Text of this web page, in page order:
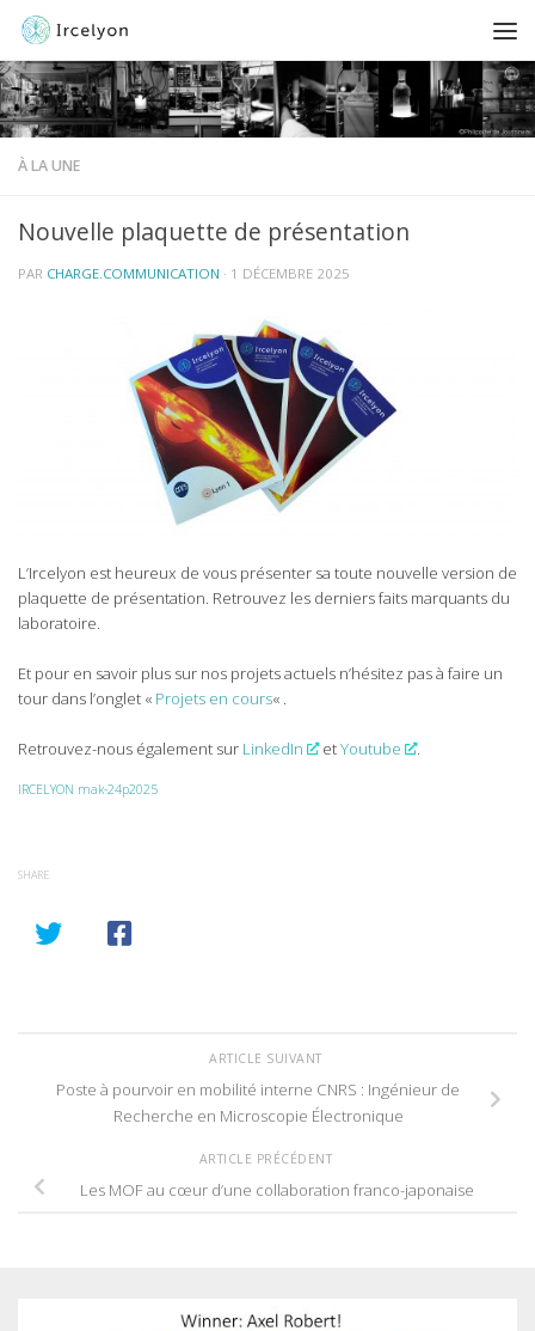
À LA UNE
Nouvelle plaquette de présentation
PAR CHARGE.COMMUNICATION · 1 DÉCEMBRE 2025
L’Ircelyon est heureux de vous présenter sa toute nouvelle version de
plaquette de présentation. Retrouvez les derniers faits marquants du
laboratoire.
Et pour en savoir plus sur nos projets actuels n’hésitez pas à faire un
tour dans l’onglet « Projets en cours« .
Retrouvez-nous également sur LinkedIn etYoutube .
IRCELYON mak-24p2025
SHARE
ARTICLE SUIVANT
Poste à pourvoir en mobilité interne CNRS : Ingénieur de
Recherche en Microscopie Électronique
ARTICLE PRÉCÉDENT
Les MOF au cœur d’une collaboration franco-japonaise